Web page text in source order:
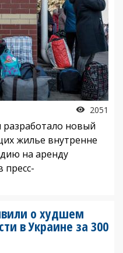
2051
новый
жилье внутренне
на аренду
пресс-
о худшем
в Украине за 300